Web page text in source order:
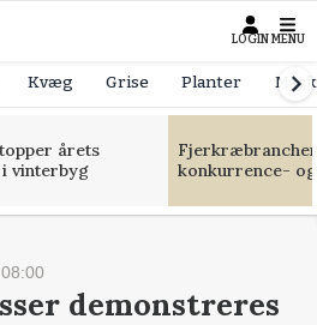
LOGIN MENU
Kvæg Grise Planter
årets
vinterbyg
konkurrence-
demonstreres